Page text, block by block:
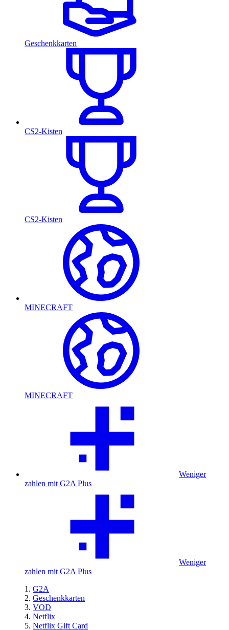
Geschenkkarten
CS2-Kisten
CS2-Kisten
MINECRAFT
MINECRAFT
Weniger
zahlen mit G2A Plus
Weniger
zahlen mit G2A Plus
G2A
Geschenkkarten
VOD
Netflix
Netflix Gift Card